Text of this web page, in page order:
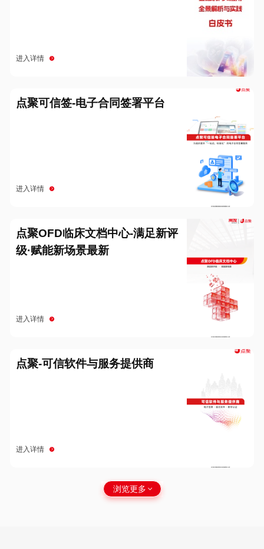
进入详情
点聚可信签-电子合同签署平台
进入详情
点聚OFD临床文档中心-满足新评
级·赋能新场景最新
进入详情
点聚-可信软件与服务提供商
进入详情
浏览更多